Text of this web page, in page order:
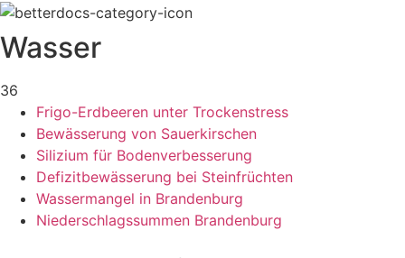
Wasser
36
Frigo-Erdbeeren unter Trockenstress
Bewässerung von Sauerkirschen
Silizium für Bodenverbesserung
Defizitbewässerung bei Steinfrüchten
Wassermangel in Brandenburg
Niederschlagssummen Brandenburg